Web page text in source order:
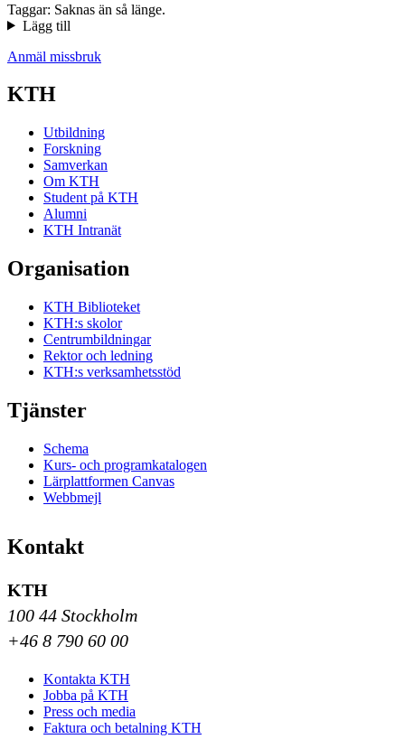
Taggar: Saknas än så länge.
Lägg till
Anmäl missbruk
KTH
Utbildning
Forskning
Samverkan
Om KTH
Student på KTH
Alumni
KTH Intranät
Organisation
KTH Biblioteket
KTH:s skolor
Centrumbildningar
Rektor och ledning
KTH:s verksamhetsstöd
Tjänster
Schema
Kurs- och programkatalogen
Lärplattformen Canvas
Webbmejl
Kontakt
KTH
100 44 Stockholm
+46 8 790 60 00
Kontakta KTH
Jobba på KTH
Press och media
Faktura och betalning KTH